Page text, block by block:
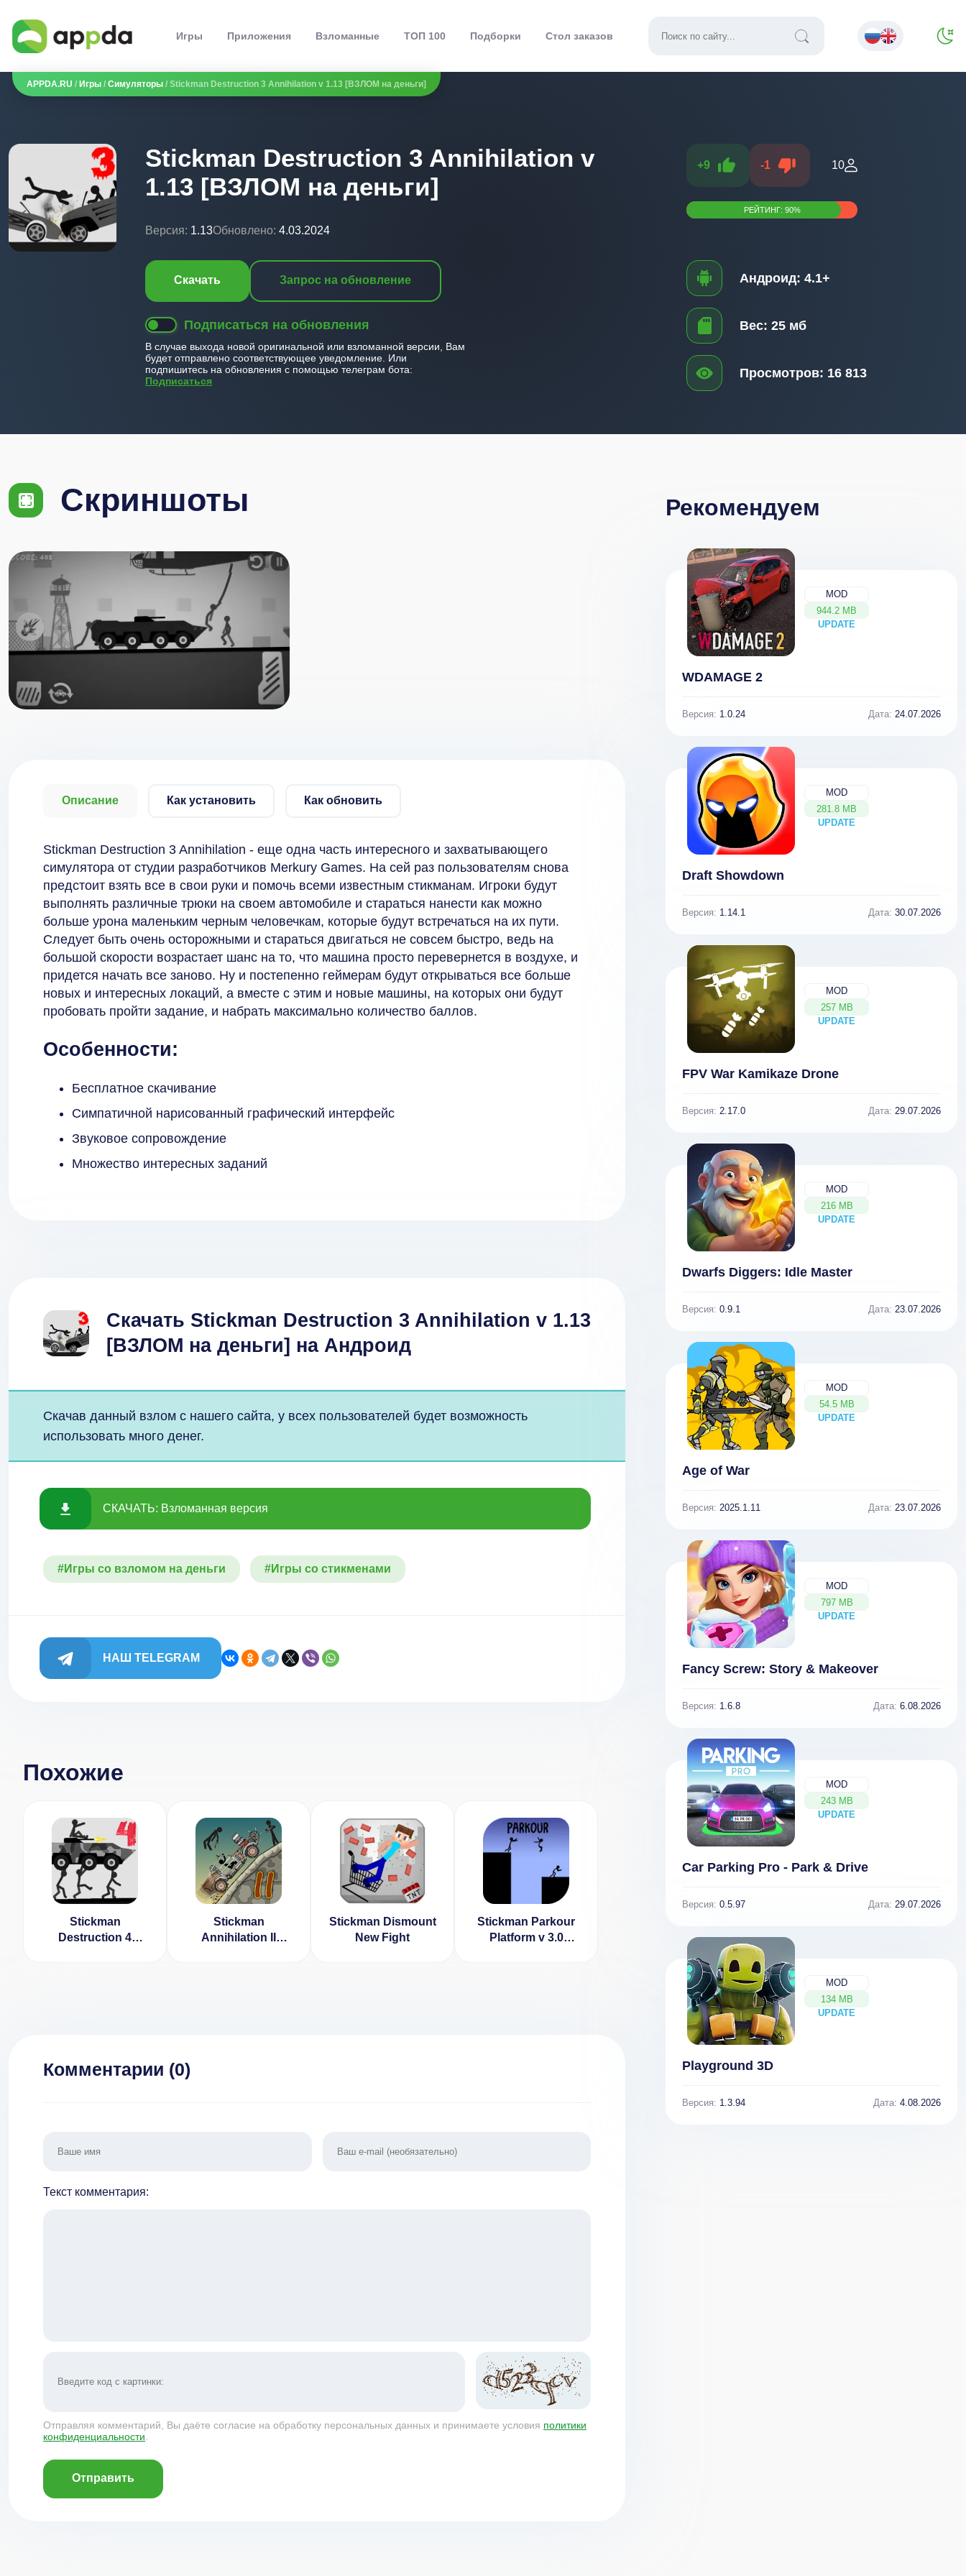
Игры Приложения Взломанные ТОП 100 Подборки Стол заказов
APPDA.RU / Игры / Симуляторы / Stickman Destruction 3 Annihilation v 1.13 [ВЗЛОМ на деньги]
Stickman Destruction 3 Annihilation v
1.13 [ВЗЛОМ на деньги]
Версия: 1.13Обновлено: 4.03.2024
Скачать Запрос на обновление
Подписаться на обновления
В случае выхода новой оригинальной или взломанной версии, Вам
будет отправлено соответствующее уведомление. Или
подпишитесь на обновления с помощью телеграм бота:
Подписаться
+9 -1 10
РЕЙТИНГ: 90%
Андроид: 4.1+
Вес: 25 мб
Просмотров: 16 813
Скриншоты
Описание Как установить Как обновить
Stickman Destruction 3 Annihilation - еще одна часть интересного и захватывающего
симулятора от студии разработчиков Merkury Games. На сей раз пользователям снова
предстоит взять все в свои руки и помочь всеми известным стикманам. Игроки будут
выполнять различные трюки на своем автомобиле и стараться нанести как можно
больше урона маленьким черным человечкам, которые будут встречаться на их пути.
Следует быть очень осторожными и стараться двигаться не совсем быстро, ведь на
большой скорости возрастает шанс на то, что машина просто перевернется в воздухе, и
придется начать все заново. Ну и постепенно геймерам будут открываться все больше
новых и интересных локаций, а вместе с этим и новые машины, на которых они будут
пробовать пройти задание, и набрать максимально количество баллов.
Особенности:
Бесплатное скачивание
Симпатичной нарисованный графический интерфейс
Звуковое сопровождение
Множество интересных заданий
Скачать Stickman Destruction 3 Annihilation v 1.13
[ВЗЛОМ на деньги] на Андроид
Скачав данный взлом с нашего сайта, у всех пользователей будет возможность
использовать много денег.
СКАЧАТЬ: Взломанная версия
#Игры со взломом на деньги #Игры со стикменами
НАШ TELEGRAM
Похожие
Stickman
Destruction 4
Stickman
Annihilation II
Stickman Dismount
New Fight
Stickman Parkour
Platform v 3.0
Комментарии (0)
Текст комментария:
Отправляя комментарий, Вы даёте согласие на обработку персональных данных и принимаете условия политики
конфиденциальности
Отправить
Рекомендуем
MOD
944.2 MB
UPDATE
NEW
WDAMAGE 2
Версия: 1.0.24 Дата: 24.07.2026
MOD
281.8 MB
UPDATE
NEW
Draft Showdown
Версия: 1.14.1 Дата: 30.07.2026
MOD
257 MB
UPDATE
NEW
FPV War Kamikaze Drone
Версия: 2.17.0 Дата: 29.07.2026
MOD
216 MB
UPDATE
NEW
Dwarfs Diggers: Idle Master
Версия: 0.9.1 Дата: 23.07.2026
MOD
54.5 MB
UPDATE
NEW
Age of War
Версия: 2025.1.11 Дата: 23.07.2026
MOD
797 MB
UPDATE
NEW
Fancy Screw: Story & Makeover
Версия: 1.6.8 Дата: 6.08.2026
MOD
243 MB
UPDATE
NEW
Car Parking Pro - Park & Drive
Версия: 0.5.97 Дата: 29.07.2026
MOD
134 MB
UPDATE
NEW
Playground 3D
Версия: 1.3.94 Дата: 4.08.2026